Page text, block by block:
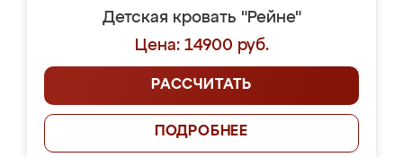
Детская кровать "Рейне"
Цена: 14900 руб.
РАССЧИТАТЬ
ПОДРОБНЕЕ